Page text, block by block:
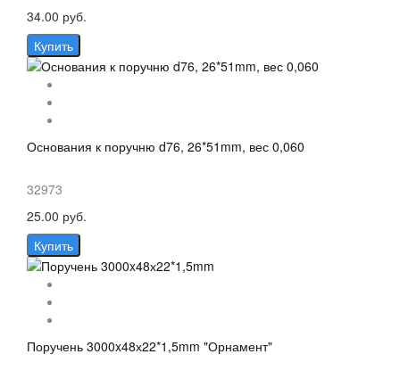
34.00 руб.
Купить
Основания к поручню d76, 26*51mm, вес 0,060
32973
25.00 руб.
Купить
Поручень 3000x48х22*1,5mm "Орнамент"